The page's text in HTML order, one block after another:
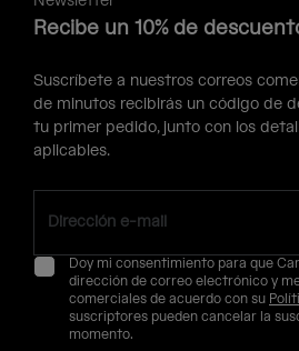
Recibe un 10% de
Suscríbete a nuestros correos
de minutos recibirás un código de
tu primer pedido, junto con los
aplicables.
Doy mi consentimiento para que
dirección de correo electrónico y
comerciales de acuerdo con su
suscriptores pueden cancelar la
momento.